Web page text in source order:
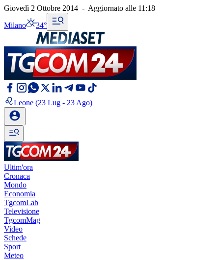
Giovedì 2 Ottobre 2014 - Aggiornato alle 11:18
Milano 34°
Leone (23 Lug - 23 Ago)
Ultim'ora
Cronaca
Mondo
Economia
TgcomLab
Televisione
TgcomMag
Video
Schede
Sport
Meteo